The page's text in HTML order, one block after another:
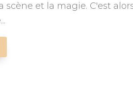
scène et la magie. C'est